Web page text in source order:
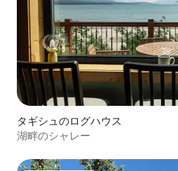
タギシュのログハウス
湖畔のシャレー